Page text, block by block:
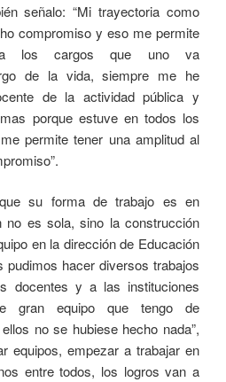
señalo: “Mi trayectoria como
compromiso y eso me permite
los cargos que uno va
de la vida, siempre me he
de la actividad pública y
porque estuve en todos los
permite tener una amplitud al
su forma de trabajo es en
no es sola, sino la construcción
en la dirección de Educación
pudimos hacer diversos trabajos
docentes y a las instituciones
gran equipo que tengo de
no se hubiese hecho nada”,
equipos, empezar a trabajar en
entre todos, los logros van a